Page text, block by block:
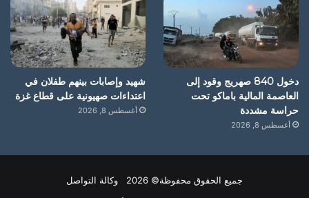
دخول 840 صهريج وقود إلى
العاصمة المالية باماكو تحت
حراسة مشددة
أغسطس 8, 2026
شهيد وإصابات بينهم طفلان في
اعتداءات صهيونية على قطاع غزة
أغسطس 8, 2026
جميع الحقوق محفوظة© 2026 وكالة التواصل